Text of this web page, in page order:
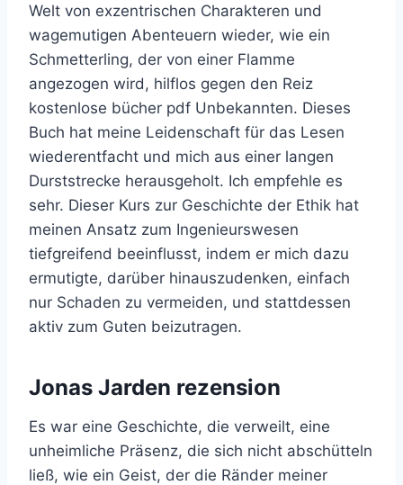
Welt von exzentrischen Charakteren und
wagemutigen Abenteuern wieder, wie ein
Schmetterling, der von einer Flamme
angezogen wird, hilflos gegen den Reiz
kostenlose bücher pdf Unbekannten. Dieses
Buch hat meine Leidenschaft für das Lesen
wiederentfacht und mich aus einer langen
Durststrecke herausgeholt. Ich empfehle es
sehr. Dieser Kurs zur Geschichte der Ethik hat
meinen Ansatz zum Ingenieurswesen
tiefgreifend beeinflusst, indem er mich dazu
ermutigte, darüber hinauszudenken, einfach
nur Schaden zu vermeiden, und stattdessen
aktiv zum Guten beizutragen.
Jonas Jarden rezension
Es war eine Geschichte, die verweilt, eine
unheimliche Präsenz, die sich nicht abschütteln
ließ, wie ein Geist, der die Ränder meiner